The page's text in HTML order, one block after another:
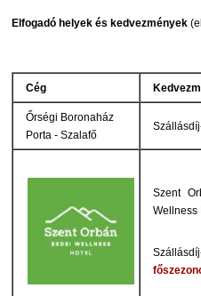
Elfogadó helyek és kedvezmények
Cég
Őrségi Boronaház
Porta - Szalafő
Szent
Wellness